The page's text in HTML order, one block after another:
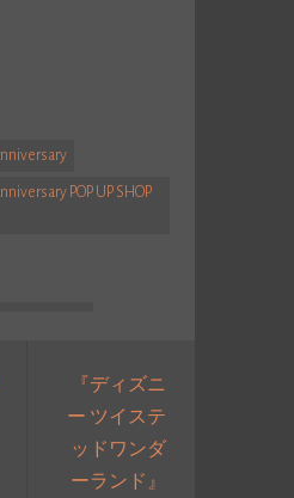
POP UP SHOP
『ディズニ
ー ツイステ
ッドワンダ
ーランド』